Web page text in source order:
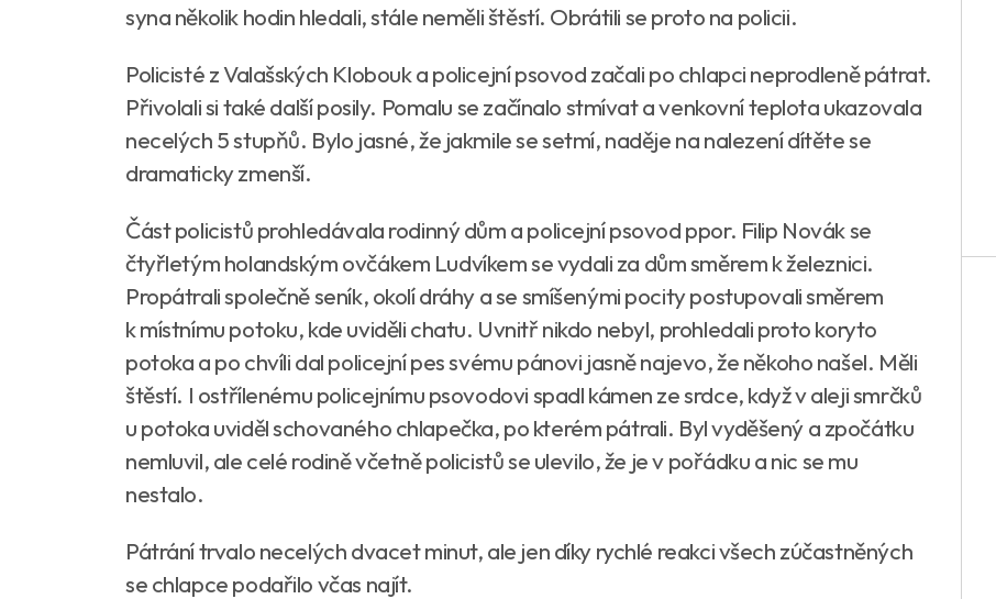
syna několik hodin hledali, stále neměli štěstí. Obrátili se proto na policii.
Policisté z Valašských Klobouk a policejní psovod začali po chlapci neprodleně pátrat.
Přivolali si také další posily. Pomalu se začínalo stmívat a venkovní teplota ukazovala
necelých 5 stupňů. Bylo jasné, že jakmile se setmí, naděje na nalezení dítěte se
dramaticky zmenší.
Část policistů prohledávala rodinný dům a policejní psovod ppor. Filip Novák se
čtyřletým holandským ovčákem Ludvíkem se vydali za dům směrem k železnici.
Propátrali společně seník, okolí dráhy a se smíšenými pocity postupovali směrem
k místnímu potoku, kde uviděli chatu. Uvnitř nikdo nebyl, prohledali proto koryto
potoka a po chvíli dal policejní pes svému pánovi jasně najevo, že někoho našel. Měli
štěstí. I ostřílenému policejnímu psovodovi spadl kámen ze srdce, když v aleji smrčků
u potoka uviděl schovaného chlapečka, po kterém pátrali. Byl vyděšený a zpočátku
nemluvil, ale celé rodině včetně policistů se ulevilo, že je v pořádku a nic se mu
nestalo.
Pátrání trvalo necelých dvacet minut, ale jen díky rychlé reakci všech zúčastněných
se chlapce podařilo včas najít.